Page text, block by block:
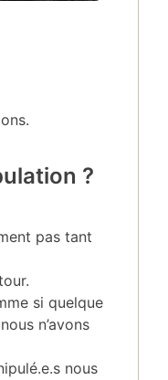
?
pas tant
si quelque
n’avons
nous